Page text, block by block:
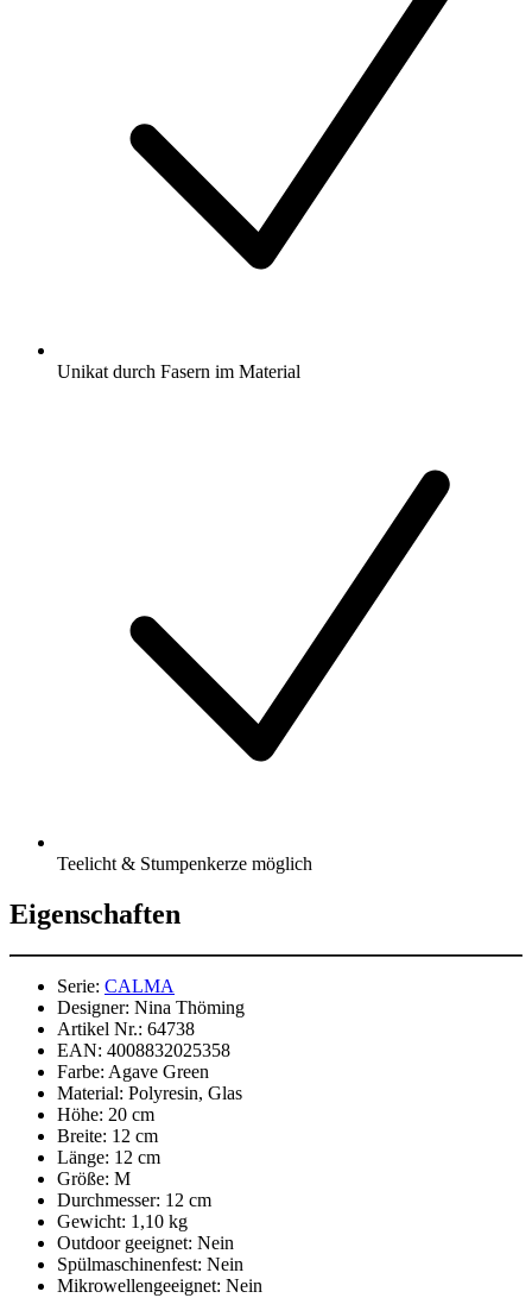
Unikat durch Fasern im Material
Teelicht & Stumpenkerze möglich
Eigenschaften
Serie: CALMA
Designer: Nina Thöming
Artikel Nr.: 64738
EAN: 4008832025358
Farbe: Agave Green
Material: Polyresin, Glas
Höhe: 20 cm
Breite: 12 cm
Länge: 12 cm
Größe: M
Durchmesser: 12 cm
Gewicht: 1,10 kg
Outdoor geeignet: Nein
Spülmaschinenfest: Nein
Mikrowellengeeignet: Nein